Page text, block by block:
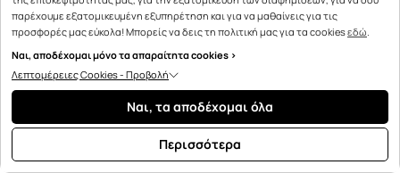
Η τιμή μας
3.20€
παρέχουμε εξατομικευμένη εξυπηρέτηση και για να μαθαίνεις για τις
προσφορές μας εύκολα! Μπορείς να δεις τη πολιτική μας για τα cookiesεδώ.
Ναι, αποδέχομαι μόνο τα απαραίτητα cookies >
Λεπτομέρειες Cookies - Προβολή
Ναι, τα αποδέχομαι όλα
Περισσότερα